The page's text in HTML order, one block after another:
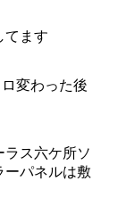
てます
変わった後
ス六ケ所ソ
ーパネルは敷